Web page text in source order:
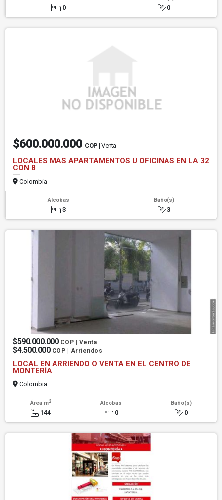
0 0
$600.000.000 COP | Venta
LOCALES MAS APARTAMENTOS U OFICINAS EN LA 32
CON 8
Colombia
Alcobas
3
Baño(s)
3
$590.000.000 COP | Venta
$4.500.000 COP | Arriendos
LOCAL EN ARRIENDO O VENTA EN EL CENTRO DE
MONTERÍA
Colombia
Área m2
144
Alcobas
0
Baño(s)
0